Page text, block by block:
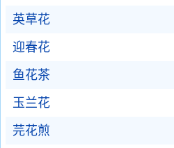
英草花
迎春花
鱼花茶
玉兰花
芫花煎